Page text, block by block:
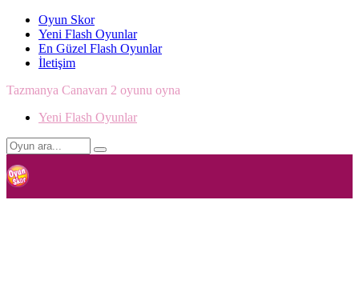
Oyun Skor
Yeni Flash Oyunlar
En Güzel Flash Oyunlar
İletişim
Tazmanya Canavarı 2 oyunu oyna
Yeni Flash Oyunlar